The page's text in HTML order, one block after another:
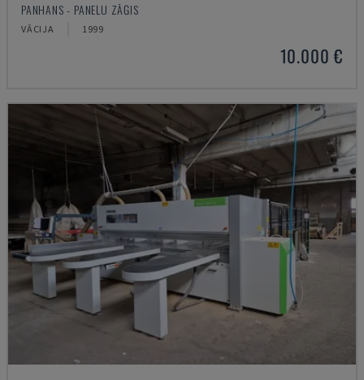
PANHANS - PANEĻU ZĀĢIS
VĀCIJA 1999
10.000 €